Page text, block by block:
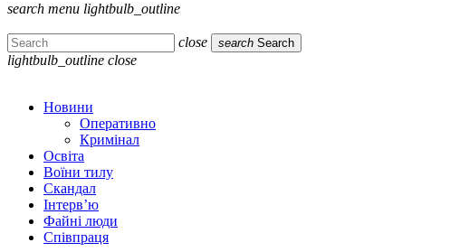
search menu lightbulb_outline
close search Search
lightbulb_outline close
Новини
Оперативно
Кримінал
Освіта
Воїни тилу
Скандал
Інтерв’ю
Файні люди
Співпраця